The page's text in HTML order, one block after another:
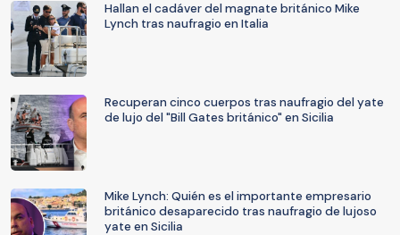
Hallan el cadáver del magnate británico Mike
Lynch tras naufragio en Italia
Recuperan cinco cuerpos tras naufragio del yate
de lujo del "Bill Gates británico" en Sicilia
Mike Lynch: Quién es el importante empresario
británico desaparecido tras naufragio de lujoso
yate en Sicilia